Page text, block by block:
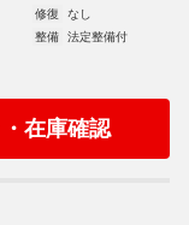
修復
なし
整備
法定整備付
在庫確認